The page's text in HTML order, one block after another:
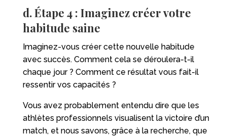
d. Étape 4 : Imaginez créer votre
habitude saine
Imaginez-vous créer cette nouvelle habitude
avec succès. Comment cela se déroulera-t-il
chaque jour ? Comment ce résultat vous fait-il
ressentir vos capacités ?
Vous avez probablement entendu dire que les
athlètes professionnels visualisent la victoire d’un
match, et nous savons, grâce à la recherche, que